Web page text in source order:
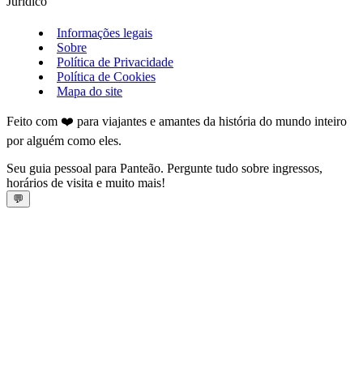
Informações legais
Sobre
Política de Privacidade
Política de Cookies
Mapa do site
Feito com ❤️ para viajantes e amantes da história do mundo inteiro
por alguém como eles.
Seu guia pessoal para Panteão. Pergunte tudo sobre ingressos,
horários de visita e muito mais!
💬